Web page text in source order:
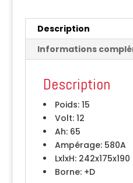
Description
Informations
Description
Poids:15
Volt:12
Ah:65
Ampérage:580A
LxlxH:242x175x190
Borne:+D